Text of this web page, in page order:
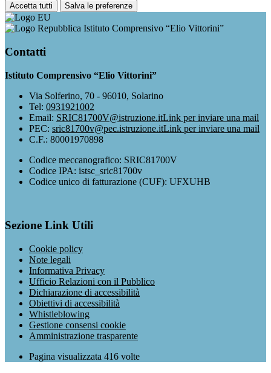
Accetta tutti Salva le preferenze
Istituto Comprensivo “Elio Vittorini”
Contatti
Istituto Comprensivo “Elio Vittorini”
Via Solferino, 70 - 96010, Solarino
Tel: 0931921002
Email: SRIC81700V@istruzione.itLink per inviare una mail
PEC: sric81700v@pec.istruzione.itLink per inviare una mail
C.F.: 80001970898
Codice meccanografico: SRIC81700V
Codice IPA: istsc_sric81700v
Codice unico di fatturazione (CUF): UFXUHB
Sezione Link Utili
Cookie policy
Note legali
Informativa Privacy
Ufficio Relazioni con il Pubblico
Dichiarazione di accessibilità
Obiettivi di accessibilità
Whistleblowing
Gestione consensi cookie
Amministrazione trasparente
Pagina visualizzata 416 volte